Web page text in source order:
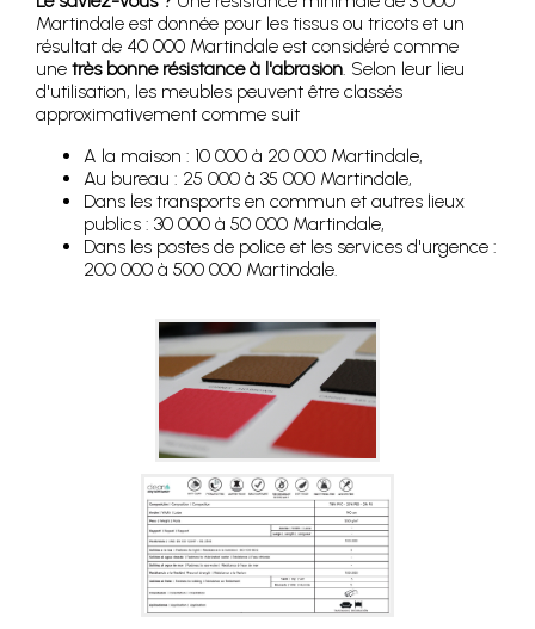
Martindale est donnée pour les tissus ou tricots et un
résultat de 40 000 Martindale est considéré comme
une très bonne résistance à l'abrasion. Selon leur lieu
d'utilisation, les meubles peuvent être classés
approximativement comme suit
A la maison : 10 000 à 20 000 Martindale,
Au bureau : 25 000 à 35 000 Martindale,
Dans les transports en commun et autres lieux
publics : 30 000 à 50 000 Martindale,
Dans les postes de police et les services d'urgence :
200 000 à 500 000 Martindale.